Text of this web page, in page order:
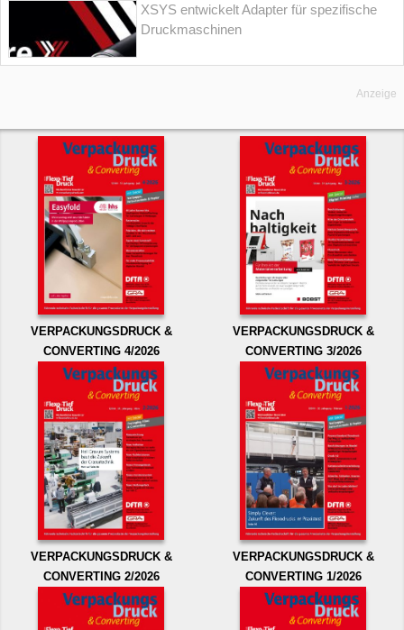
XSYS entwickelt Adapter für spezifische
Druckmaschinen
Anzeige
VERPACKUNGSDRUCK &
CONVERTING 4/2026
VERPACKUNGSDRUCK &
CONVERTING 3/2026
VERPACKUNGSDRUCK &
CONVERTING 2/2026
VERPACKUNGSDRUCK &
CONVERTING 1/2026